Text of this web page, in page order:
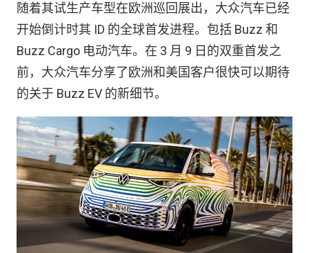
随着其试生产车型在欧洲巡回展出，大众汽车已经
开始倒计时其 ID 的全球首发进程。包括 Buzz 和
Buzz Cargo 电动汽车。在 3 月 9 日的双重首发之
前，大众汽车分享了欧洲和美国客户很快可以期待
的关于 Buzz EV 的新细节。